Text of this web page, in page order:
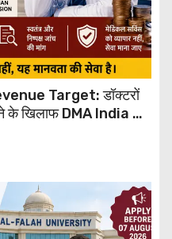
Target: डॉक्टरों
खिलाफ DMA India का
की मांग